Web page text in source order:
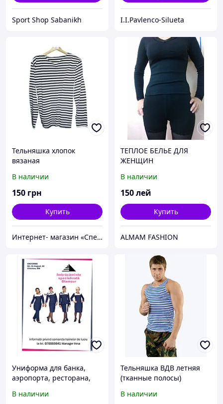
Sport Shop Sabanikh I.I.Pavlenco-Silueta
Тельняшка хлопок
вязаная
В наличии
150 грн
Купить
Интернет- магазин «Спецоффка»
ТЕПЛОЕ БЕЛЬЕ ДЛЯ
ЖЕНЩИН
В наличии
150лей
Купить
ALMAM FASHION
Униформа для банка,
аэропорта, ресторана,
В наличии
Тельняшка ВДВ летняя
(тканные полосы)
В наличии